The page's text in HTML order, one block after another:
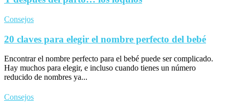
Consejos
20 claves para elegir el nombre perfecto del bebé
Encontrar el nombre perfecto para el bebé puede ser complicado.
Hay muchos para elegir, e incluso cuando tienes un número
reducido de nombres ya...
Consejos